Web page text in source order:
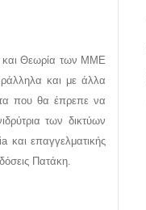
και Θεωρία των ΜΜΕ
και με άλλα
που θα έπρεπε να
των δικτύων
και επαγγελματικής
Πατάκη.